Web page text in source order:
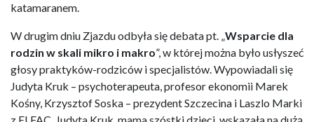
katamaranem.
W drugim dniu Zjazdu odbyła się debata pt. „Wsparcie dla
rodzin w skali mikro i makro”, w której można było usłyszeć
głosy praktyków-rodziców i specjalistów. Wypowiadali się
Judyta Kruk – psychoterapeuta, profesor ekonomii Marek
Kośny, Krzysztof Soska – prezydent Szczecina i Laszlo Marki